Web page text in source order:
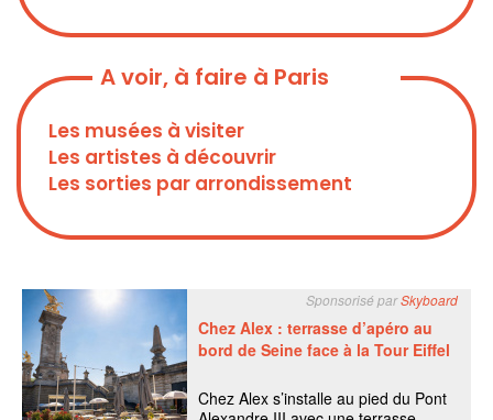
A voir, à faire à Paris
Les musées à visiter
Les artistes à découvrir
Les sorties par arrondissement